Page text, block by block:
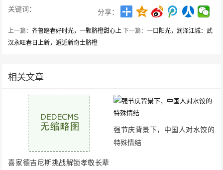
关键词： 分享：
上一篇：齐鲁踏春好时光，一颗脐橙甜心上 下一篇：一口阳光，润泽江城：武
汉永旺春日上新，邂逅新奇士脐橙
相关文章
喜家德吉尼斯挑战解锁孝敬长辈
强节庆背景下，中国人对水饺的
特殊情结